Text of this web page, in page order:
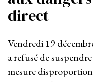
direct
Vendredi 19
a refusé de
mesure